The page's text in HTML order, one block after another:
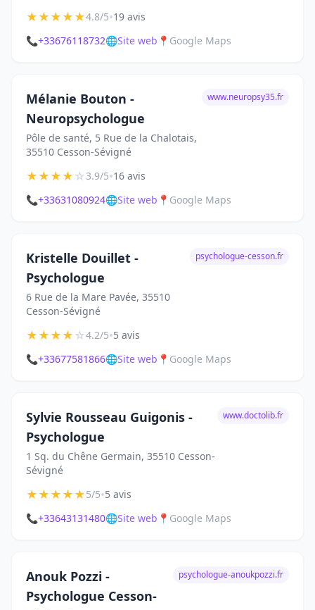
★★★★★4.8/5•19 avis
📞+33676118732🌐Site web 📍 Google Maps
Mélanie Bouton -
Neuropsychologue
Pôle de santé, 5 Rue de la Chalotais,
35510 Cesson-Sévigné
www.neuropsy35.fr
★★★★☆3.9/5•16 avis
📞+33631080924🌐Site web 📍 Google Maps
Kristelle Douillet -
Psychologue
6 Rue de la Mare Pavée, 35510
Cesson-Sévigné
psychologue-cesson.fr
★★★★☆4.2/5•5 avis
📞+33677581866🌐Site web 📍 Google Maps
Sylvie Rousseau Guigonis -
Psychologue
1 Sq. du Chêne Germain, 35510 Cesson-
Sévigné
www.doctolib.fr
★★★★★5/5•5 avis
📞+33643131480🌐Site web 📍 Google Maps
Anouk Pozzi -
Psychologue Cesson-
psychologue-anoukpozzi.fr